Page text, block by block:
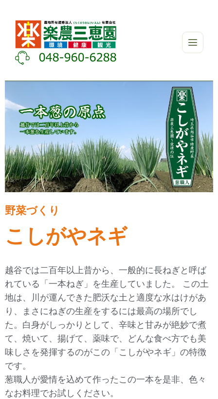
野菜づくり
こしがやネギ
越谷では二百年以上昔から、一般的に長ねぎと呼ば
れている「一本ねぎ」を生産していました。 この土
地は、川が運んできた肥沃な土と適度な水はけがあ
り、まさにねぎの生産をするには最高の場所でし
た。白身がしっかりとして、辛味と甘みが絶妙で煮
て、焼いて、揚げて、薬味で、どんな食べ方でも美
味しさを発揮するのがこの「こしがやネギ」の特徴
です。
葱職人が愛情を込めて作ったこの一本を是非、色々
なお料理でお試しください。